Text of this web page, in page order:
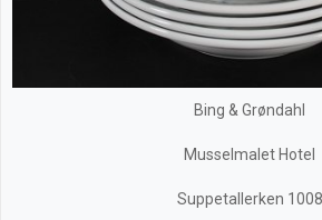
Bing & Grøndahl
Musselmalet Hotel
Suppetallerken 1008